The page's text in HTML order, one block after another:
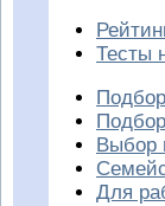
Тесты
Выбор
Для